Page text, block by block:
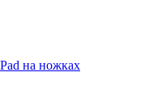
на ножках